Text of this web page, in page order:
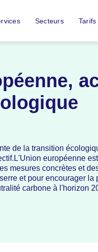
Secteurs Tarifs
de la transition
européenne
mesures concrètes et
et pour encourager
carbone à l'horizon